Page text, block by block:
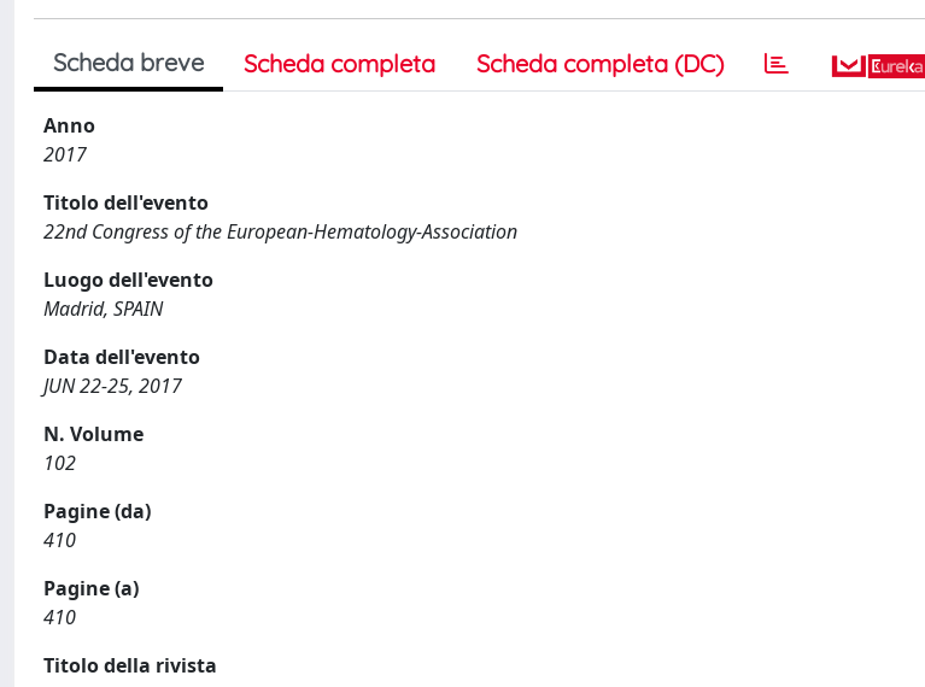
Scheda breve Scheda completa Scheda completa (DC)
Anno
2017
Titolo dell'evento
22nd Congress of the European-Hematology-Association
Luogo dell'evento
Madrid, SPAIN
Data dell'evento
JUN 22-25, 2017
N. Volume
102
Pagine (da)
410
Pagine (a)
410
Titolo della rivista